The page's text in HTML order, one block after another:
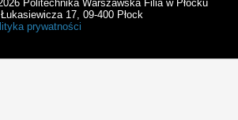
Politechnika Warszawska Filia w Płocku
17, 09-400 Płock
prywatności